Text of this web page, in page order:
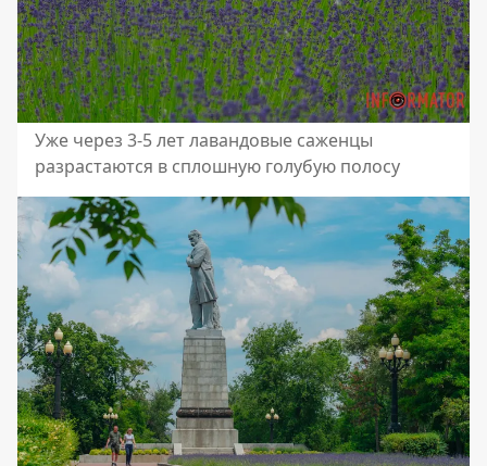
Уже через 3-5 лет лавандовые саженцы
разрастаются в сплошную голубую полосу